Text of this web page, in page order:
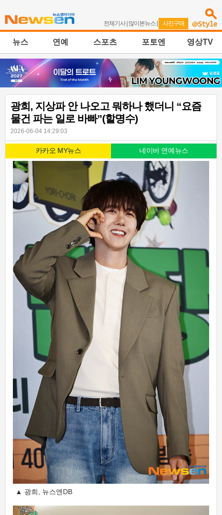
전체기사| 많이본뉴스 | 사진구매
뉴스 연예 스포츠 포토엔 영상TV
광희, 지상파 안 나오고 뭐하나 했더니 “요즘
물건 파는 일로 바빠”(할명수)
2026-06-04 14:29:03
카카오 MY뉴스 네이버 연예뉴스
▲ 광희, 뉴스엔DB